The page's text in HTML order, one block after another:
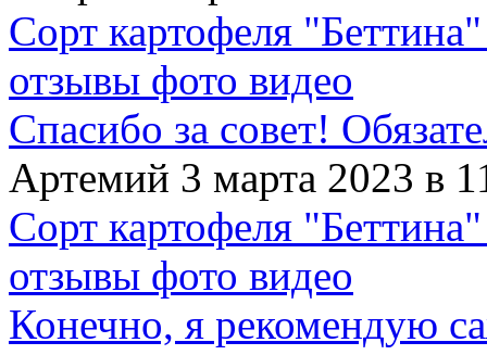
Сорт картофеля
отзывы фото видео
Спасибо за совет!
Артемий 3 марта 2023 в
Сорт картофеля
отзывы фото видео
Конечно, я рекомендую